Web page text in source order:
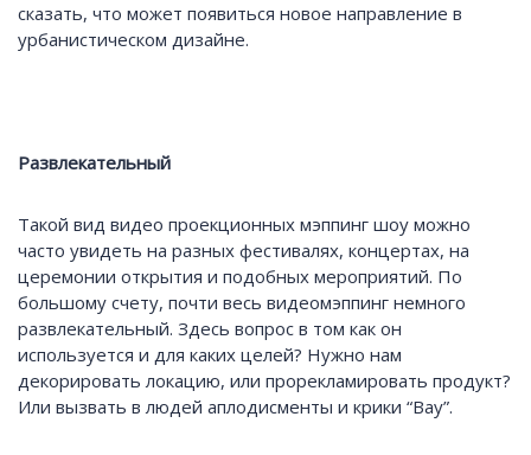
сказать, что может появиться новое направление в
урбанистическом дизайне.
Развлекательный
Такой вид видео проекционных мэппинг шоу можно
часто увидеть на разных фестивалях, концертах, на
церемонии открытия и подобных мероприятий. По
большому счету, почти весь видеомэппинг немного
развлекательный. Здесь вопрос в том как он
используется и для каких целей? Нужно нам
декорировать локацию, или прорекламировать продукт?
Или вызвать в людей аплодисменты и крики “Вау”.